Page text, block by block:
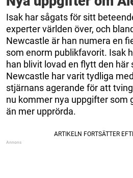
Isak har sågats för sitt
experter världen över, och
Newcastle är han numera en
som enorm publikfavorit. Isak
han blivit lovad en flytt den här
Newcastle har varit tydliga
stjärnans agerande för att
nu kommer nya uppgifter som
än mer upprörda.